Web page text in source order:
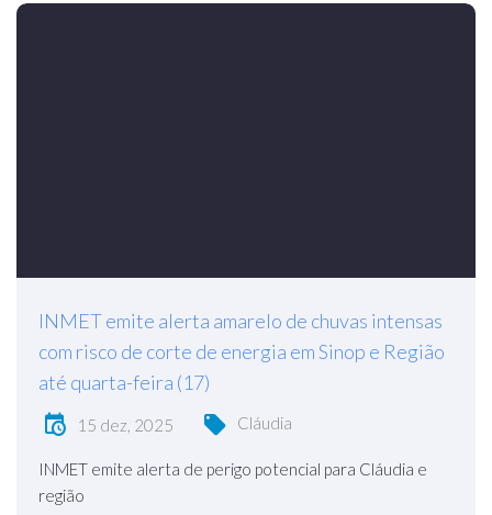
INMET emite alerta amarelo de chuvas intensas
com risco de corte de energia em Sinop e Região
até quarta-feira (17)
15 dez, 2025 Cláudia
INMET emite alerta de perigo potencial para Cláudia e
região